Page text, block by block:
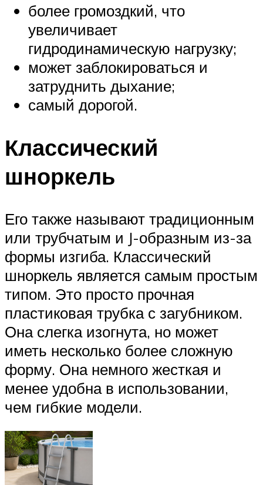
более громоздкий, что
увеличивает
гидродинамическую нагрузку;
может заблокироваться и
затруднить дыхание;
самый дорогой.
Классический
шноркель
Его также называют традиционным
или трубчатым и J-образным из-за
формы изгиба. Классический
шноркель является самым простым
типом. Это просто прочная
пластиковая трубка с загубником.
Она слегка изогнута, но может
иметь несколько более сложную
форму. Она немного жесткая и
менее удобна в использовании,
чем гибкие модели.